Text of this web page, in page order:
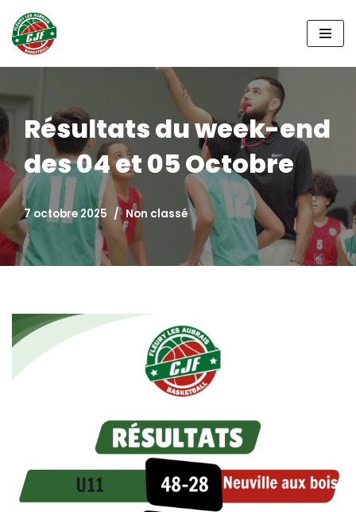
Aller
Résultats du week-end
des 04 et 05 Octobre
7 octobre 2025 Non classé